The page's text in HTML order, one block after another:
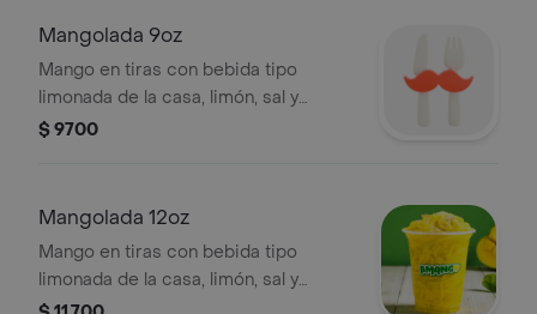
Mangolada 9oz
Mango en tiras con bebida tipo
limonada de la casa, limón, sal y
pimienta. Refrescante y adictiva.
$ 9700
Mangolada 12oz
Mango en tiras con bebida tipo
limonada de la casa, limón, sal y
pimienta. Refrescante y adictiva. 12oz